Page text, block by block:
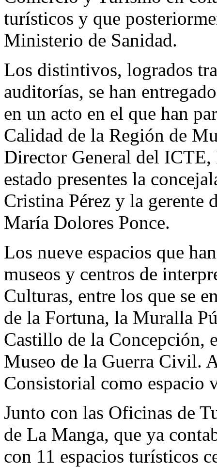
turísticos y que
Ministerio de Sanidad.
Los distintivos, logrados
auditorías, se han
en un acto en el que han
Calidad de la Región de
Director General del ICTE,
estado presentes la
Cristina Pérez y la gerente
María Dolores Ponce.
Los nueve espacios que
museos y centros de
Culturas, entre los que se
de la Fortuna, la Muralla
Castillo de la Concepción,
Museo de la Guerra Civil.
Consistorial como espacio
Junto con las Oficinas de
de La Manga, que ya
con 11 espacios turísticos